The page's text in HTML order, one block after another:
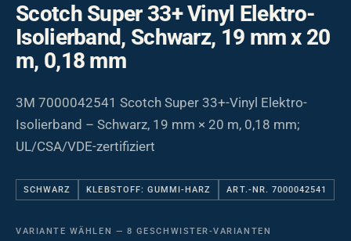
Scotch Super 33+ Vinyl Elektro-
Isolierband, Schwarz, 19 mm x 20
m, 0,18 mm
3M 7000042541 Scotch Super 33+-Vinyl Elektro-
Isolierband – Schwarz, 19 mm × 20 m, 0,18 mm;
UL/CSA/VDE-zertifiziert
SCHWARZ KLEBSTOFF: GUMMI-HARZ ART.-NR. 7000042541
VARIANTE WÄHLEN — 8 GESCHWISTER-VARIANTEN